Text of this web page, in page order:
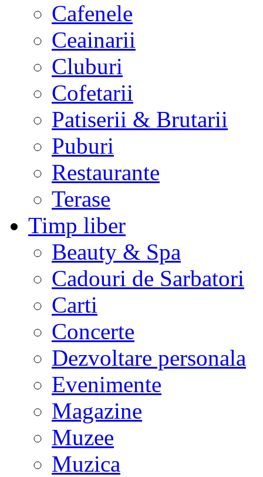
Cafenele
Ceainarii
Cluburi
Cofetarii
Patiserii & Brutarii
Puburi
Restaurante
Terase
Timp liber
Beauty & Spa
Cadouri de Sarbatori
Carti
Concerte
Dezvoltare personala
Evenimente
Magazine
Muzee
Muzica